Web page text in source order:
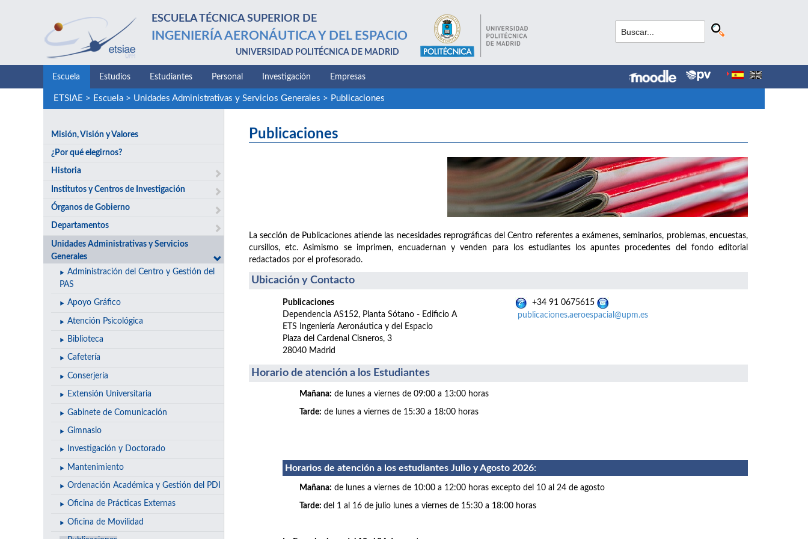
ESCUELA TÉCNICA SUPERIOR DE
INGENIERÍA AERONÁUTICA Y DEL ESPACIO
UNIVERSIDAD POLITÉCNICA DE MADRID
Escuela Estudios Estudiantes Personal Investigación Empresas
ETSIAE > Escuela> Unidades Administrativas y Servicios Generales > Publicaciones
Misión, Visión y Valores
¿Por qué elegirnos?
Historia
Institutos y Centros de Investigación
Órganos de Gobierno
Departamentos
Unidades Administrativas y Servicios
Generales
Administración del Centro y Gestión del
PAS
Apoyo Gráfico
Atención Psicológica
Biblioteca
Cafetería
Conserjería
Extensión Universitaria
Gabinete de Comunicación
Gimnasio
Investigación y Doctorado
Mantenimiento
Ordenación Académica y Gestión del PDI
Oficina de Prácticas Externas
Oficina de Movilidad
Publicaciones
La sección de Publicaciones atiende las necesidades reprográficas del Centro referentes a exámenes, seminarios, problemas, encuestas,
cursillos, etc. Asimismo se imprimen, encuadernan y venden para los estudiantes los apuntes procedentes del fondo editorial
redactados por el profesorado.
Ubicación y Contacto
Publicaciones
Dependencia AS152, Planta Sótano - Edificio A
ETS Ingeniería Aeronáutica y del Espacio
Plaza del Cardenal Cisneros, 3
28040 Madrid
+34 91 0675615
publicaciones.aeroespacial@upm.es
Horario de atención a los Estudiantes
Mañana: de lunes a viernes de 09:00 a 13:00 horas
Tarde: de lunes a viernes de 15:30 a 18:00 horas
Horarios de atención a los estudiantes Julio y Agosto 2026:
Mañana: de lunes a viernes de 10:00 a 12:00 horas excepto del 10 al 24 de agosto
Tarde: del 1 al 16 de julio lunes a viernes de 15:30 a 18:00 horas